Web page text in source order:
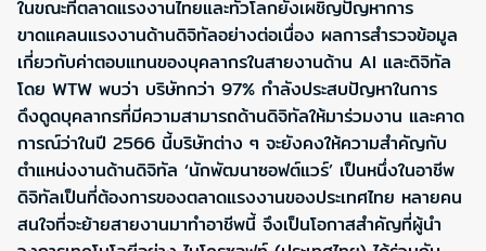
ในขณะที่ตลาดแรงงานไทยและทั่วโลกยังเผชิญปัญหาการ
ขาดแคลนแรงงานด้านดิจิทัลอย่างต่อเนื่อง ผลการสำรวจข้อมูล
เกี่ยวกับค่าตอบแทนของบุคลากรในสายงานด้าน AI และดิจิทัล
โดย WTW พบว่า บริษัทกว่า 97% กำลังประสบปัญหาในการ
ดึงดูดบุคลากรที่มีความสามารถด้านดิจิทัลให้มาร่วมงาน และคาด
การณ์ว่าในปี 2566 นี้บริษัทต่าง ๆ จะยังคงให้ความสำคัญกับ
ตำแหน่งงานด้านดิจิทัล ‘นักพัฒนาซอฟต์แวร์’ เป็นหนึ่งในอาชีพ
ดิจิทัลเป็นที่ต้องการของตลาดแรงงานของประเทศไทย หลายคน
สนใจที่จะย้ายสายงานมาทำอาชีพนี้ จึงเป็นโอกาสสำคัญที่ผู้นำ